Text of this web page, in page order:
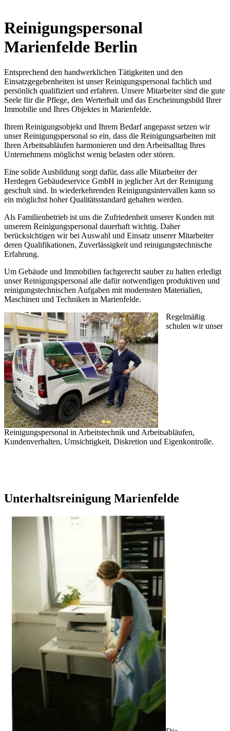
Reinigungspersonal
Marienfelde Berlin
Entsprechend den handwerklichen Tätigkeiten und den
Einsatzgegebenheiten ist unser Reinigungspersonal fachlich und
persönlich qualifiziert und erfahren. Unsere Mitarbeiter sind die gute
Seele für die Pflege, den Werterhalt und das Erscheinungsbild Ihrer
Immobilie und Ihres Objektes in Marienfelde.
Ihrem Reinigungsobjekt und Ihrem Bedarf angepasst setzen wir
unser Reinigungspersonal so ein, dass die Reinigungsarbeiten mit
Ihren Arbeitsabläufen harmonieren und den Arbeitsalltag Ihres
Unternehmens möglichst wenig belasten oder stören.
Eine solide Ausbildung sorgt dafür, dass alle Mitarbeiter der
Herdegen Gebäudeservice GmbH in jeglicher Art der Reinigung
geschult sind. In wiederkehrenden Reinigungsintervallen kann so
ein möglichst hoher Qualitätsstandard gehalten werden.
Als Familienbetrieb ist uns die Zufriedenheit unserer Kunden mit
unserem Reinigungspersonal dauerhaft wichtig. Daher
berücksichtigen wir bei Auswahl und Einsatz unserer Mitarbeiter
deren Qualifikationen, Zuverlässigkeit und reinigungstechnische
Erfahrung.
Um Gebäude und Immobilien fachgerecht sauber zu halten erledigt
unser Reinigungspersonal alle dafür notwendigen produktiven und
reinigungstechnischen Aufgaben mit modernsten Materialien,
Maschinen und Techniken in Marienfelde.
Regelmäßig
schulen wir unser
Reinigungspersonal in Arbeitstechnik und Arbeitsabläufen,
Kundenverhalten, Umsichtigkeit, Diskretion und Eigenkontrolle.
Unterhaltsreinigung Marienfelde